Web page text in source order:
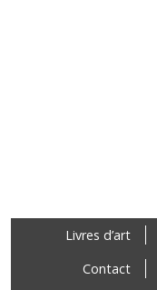
Livres d’art
Contact